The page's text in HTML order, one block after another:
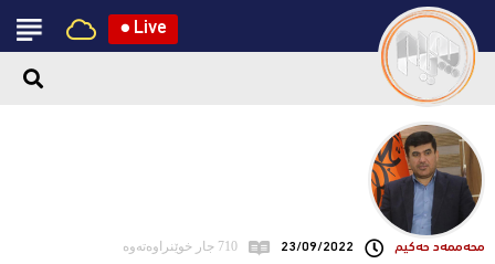
● Live
محه‌ممه‌د حه‌كیم 23/09/2022 710 جار خوێنراوەتەوە